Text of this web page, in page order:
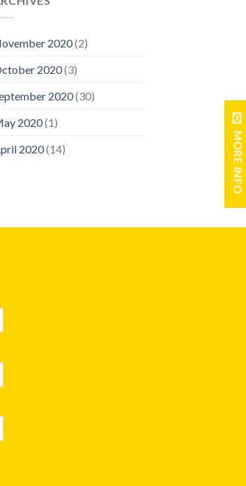
2020(2)
2020(3)
2020(30)
2020(1)
2020(14) MORE INFO